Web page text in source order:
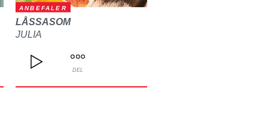
ANBEFALER
LÅSSASOM
JULIA
DEL